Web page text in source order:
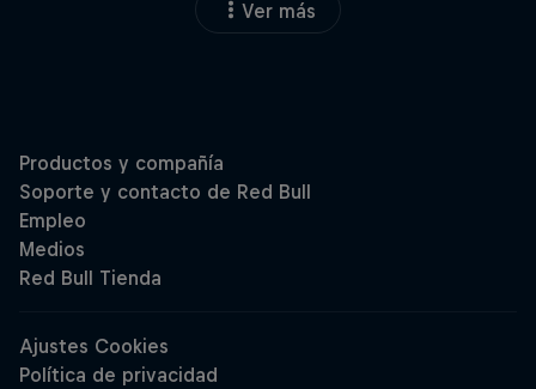
Ver más